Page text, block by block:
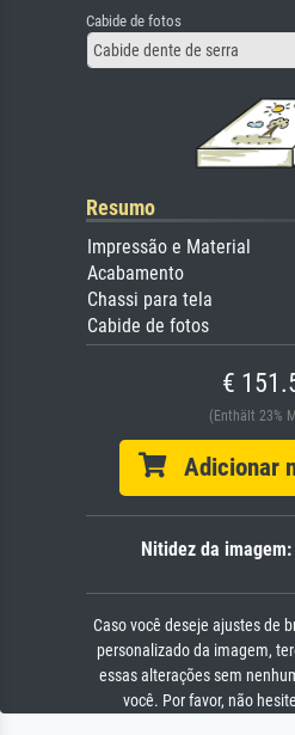
Cabide de fotos
Cabide dente de serra
Resumo
Impressão e Material
Acabamento
Chassi para tela
Cabide de fotos
€
(Enthält 23%
Adicionar
Nitidez da imagem:
Caso você deseje ajustes de
personalizado da imagem,
essas alterações sem
você. Por favor, não